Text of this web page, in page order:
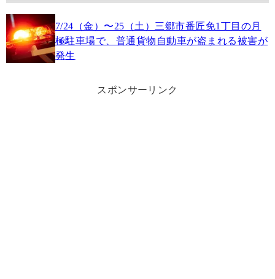
7/24（金）〜25（土）三郷市番匠免1丁目の月
極駐車場で、普通貨物自動車が盗まれる被害が
発生
スポンサーリンク